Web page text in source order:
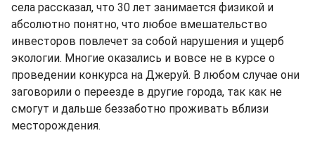
села рассказал, что 30 лет занимается физикой и
абсолютно понятно, что любое вмешательство
инвесторов повлечет за собой нарушения и ущерб
экологии. Многие оказались и вовсе не в курсе о
проведении конкурса на Джеруй. В любом случае они
заговорили о переезде в другие города, так как не
смогут и дальше беззаботно проживать вблизи
месторождения.